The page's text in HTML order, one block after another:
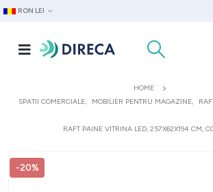
RON LEI
HOME
SPATII COMERCIALE, MOBILIER PENTRU MAGAZINE,
RAFT PAINE VITRINA LED, 257X62X194 CM,
-20%